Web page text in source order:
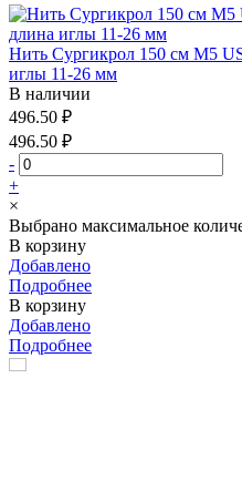
Нить Сургикрол 150 см М5
иглы 11-26 мм
В наличии
496.50 ₽
496.50 ₽
-
+
×
Выбрано максимальное
В корзину
Добавлено
Подробнее
В корзину
Добавлено
Подробнее